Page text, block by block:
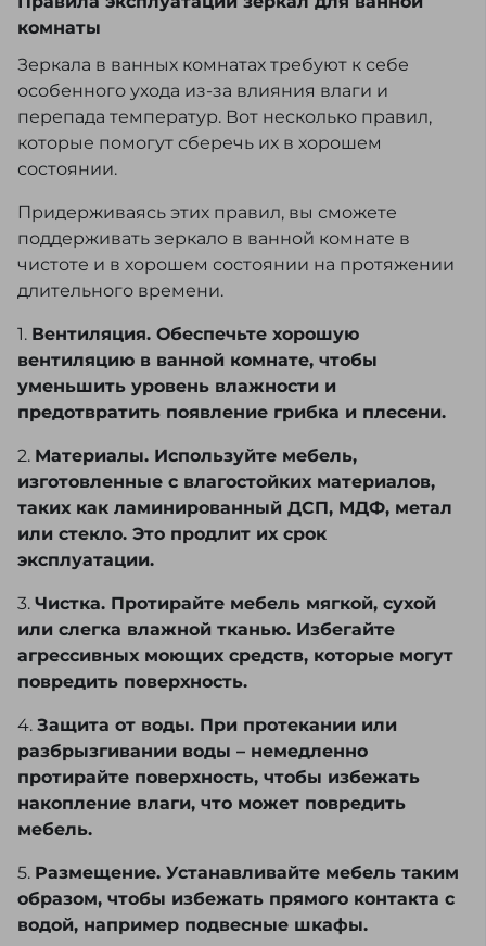
комнаты
Зеркала в ванных комнатах требуют к себе
особенного ухода из-за влияния влаги и
перепада температур. Вот несколько правил,
которые помогут сберечь их в хорошем
состоянии.
Придерживаясь этих правил, вы сможете
поддерживать зеркало в ванной комнате в
чистоте и в хорошем состоянии на протяжении
длительного времени.
1. Вентиляция. Обеспечьте хорошую
вентиляцию в ванной комнате, чтобы
уменьшить уровень влажности и
предотвратить появление грибка и плесени.
2. Материалы. Используйте мебель,
изготовленные с влагостойких материалов,
таких как ламинированный ДСП, МДФ, метал
или стекло. Это продлит их срок
эксплуатации.
3. Чистка. Протирайте мебель мягкой, сухой
или слегка влажной тканью. Избегайте
агрессивных моющих средств, которые могут
повредить поверхность.
4. Защита от воды. При протекании или
разбрызгивании воды – немедленно
протирайте поверхность, чтобы избежать
накопление влаги, что может повредить
мебель.
5. Размещение. Устанавливайте мебель таким
образом, чтобы избежать прямого контакта с
водой, например подвесные шкафы.